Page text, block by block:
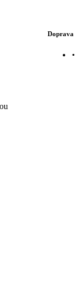
Doprava
•